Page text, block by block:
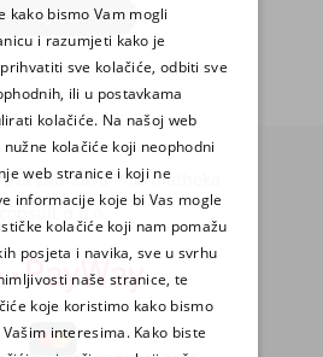
PRIJAVA
zadržava Pharmatheka
consult d.o.o.
kako bismo Vam mogli
i razumjeti kako je
sve kolačiće, odbiti sve
ili u postavkama
kolačiće. Na našoj web
kolačiće koji neophodni
web stranice i koji ne
informacije koje bi Vas mogle
kolačiće koji nam pomažu
posjeta i navika, sve u svrhu
naše stranice, te
koje koristimo kako bismo
interesima. Kako biste